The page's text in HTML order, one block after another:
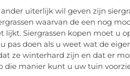
uiterlijk wil geven zijn
waarvan de een nog
lijkt. Siergrassen kopen moet u
pas doen als u weet wat de
ze winterhard zijn en dat er
die manier kunt u uw tuin